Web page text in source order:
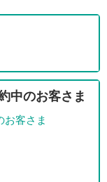
中のお客さま
お客さま